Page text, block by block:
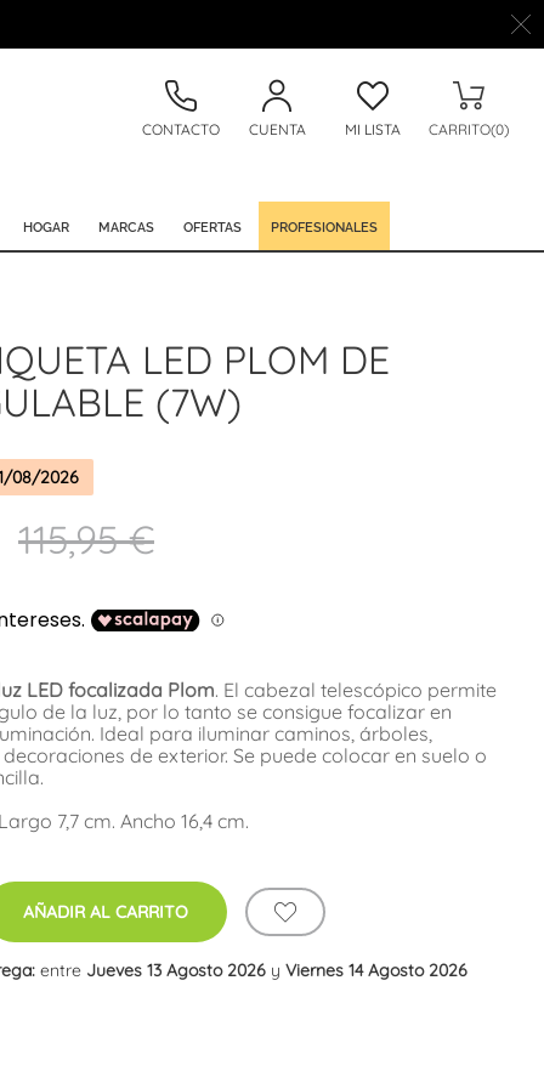
CONTACTO CUENTA MI LISTA CARRITO(0)
HOGAR MARCAS OFERTAS PROFESIONALES
LED PLOM DE
(7W)
08/2026
115,95 €
LED focalizada Plom. El cabezal telescópico permite
de la luz, por lo tanto se consigue focalizar en
Ideal para iluminar caminos, árboles,
de exterior. Se puede colocar en suelo o
7,7 cm. Ancho 16,4 cm.
AÑADIR AL CARRITO
entre Jueves 13 Agosto 2026 y Viernes 14 Agosto 2026